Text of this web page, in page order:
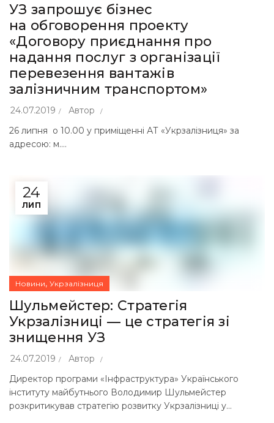
УЗ запрошує бізнес
на обговорення проекту
«Договору приєднання про
надання послуг з організації
перевезення вантажів
залізничним транспортом»
24.07.2019
Автор
26 липня о 10.00 у приміщенні АТ «Укрзалізниця» за
адресою: м....
24
ЛИП
Новини, Укрзалізниця
Шульмейстер: Стратегія
Укрзалізниці — це стратегія зі
знищення УЗ
24.07.2019
Автор
Директор програми «Інфраструктура» Українського
інституту майбутнього Володимир Шульмейстер
розкритикував стратегію розвитку Укрзалізниці у...